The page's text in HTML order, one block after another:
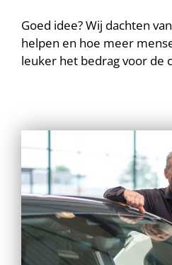
Goed idee? Wij dachten
helpen en hoe meer
leuker het bedrag voor de